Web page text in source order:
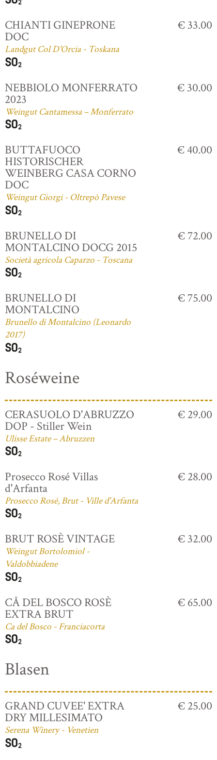
CHIANTI GINEPRONE
DOC
Landgut Col D'Orcia - Toskana
€ 33.00
NEBBIOLO MONFERRATO
2023
Weingut Cantamessa – Monferrato
€ 30.00
BUTTAFUOCO
HISTORISCHER
WEINBERG CASA CORNO
DOC
Weingut Giorgi - Oltrepò Pavese
€ 40.00
BRUNELLO DI
MONTALCINO DOCG 2015
Società agricola Caparzo - Toscana
€ 72.00
BRUNELLO DI
MONTALCINO
Brunello di Montalcino (Leonardo
2017)
€ 75.00
Roséweine
CERASUOLO D'ABRUZZO
DOP - Stiller Wein
Ulisse Estate – Abruzzen
€ 29.00
Prosecco Rosé Villas
d'Arfanta
Prosecco Rosé, Brut - Ville d'Arfanta
€ 28.00
BRUT ROSÈ VINTAGE
Weingut Bortolomiol -
Valdobbiadene
€ 32.00
CÅ DEL BOSCO ROSÈ
EXTRA BRUT
Ca del Bosco - Franciacorta
€ 65.00
Blasen
GRAND CUVEE' EXTRA
DRY MILLESIMATO
Serena Winery - Venetien
€ 25.00